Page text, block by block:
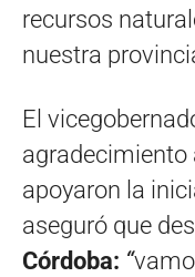
recursos
nuestra
El
agradecimiento
apoyaron la
aseguró que
Córdoba: “